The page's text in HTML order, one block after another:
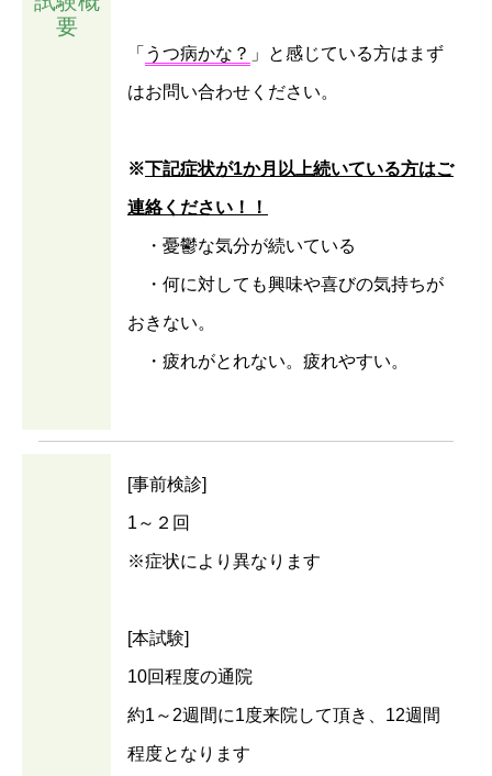
要
「 うつ病かな？ 」と感じている方はまず
はお問い合わせください。
※下記症状が1か月以上続いている方はご
連絡ください！！
・憂鬱な気分が続いている
・何に対しても興味や喜びの気持ちが
おきない。
・疲れがとれない。疲れやすい。
[事前検診]
1～２回
※症状により異なります
[本試験]
10回程度の通院
約1～2週間に1度来院して頂き、12週間
程度となります